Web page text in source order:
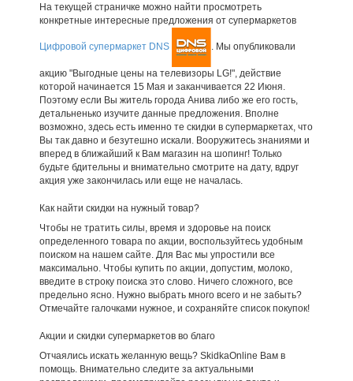
На текущей страничке можно найти просмотреть
конкретные интересные предложения от супермаркетов
Цифровой супермаркет DNS . Мы опубликовали
акцию "Выгодные цены на телевизоры LG!", действие
которой начинается 15 Мая и заканчивается 22 Июня.
Поэтому если Вы житель города Анива либо же его гость,
детальненько изучите данные предложения. Вполне
возможно, здесь есть именно те скидки в супермаркетах, что
Вы так давно и безутешно искали. Вооружитесь знаниями и
вперед в ближайший к Вам магазин на шопинг! Только
будьте бдительны и внимательно смотрите на дату, вдруг
акция уже закончилась или еще не началась.
Как найти скидки на нужный товар?
Чтобы не тратить силы, время и здоровье на поиск
определенного товара по акции, воспользуйтесь удобным
поиском на нашем сайте. Для Вас мы упростили все
максимально. Чтобы купить по акции, допустим, молоко,
введите в строку поиска это слово. Ничего сложного, все
предельно ясно. Нужно выбрать много всего и не забыть?
Отмечайте галочками нужное, и сохраняйте список покупок!
Акции и скидки супермаркетов во благо
Отчаялись искать желанную вещь? SkidkaOnline Вам в
помощь. Внимательно следите за актуальными